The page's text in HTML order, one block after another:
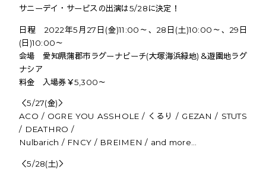
サニーデイ・サービスの出演は5/28に決定！
日程 2022年5月27日(金)11:00～、28日(土)10:00～、29日
(日)10:00～
会場 愛知県蒲郡市ラグーナビーチ(大塚海浜緑地)＆遊園地ラグ
ナシア
料金 入場券￥5,300～
＜5/27(金)＞
ACO / OGRE YOU ASSHOLE / くるり / GEZAN / STUTS
/ DEATHRO /
Nulbarich / FNCY / BREIMEN / and more...
＜5/28(土)＞